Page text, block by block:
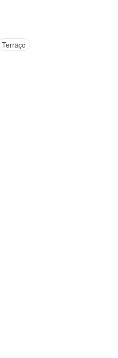
Terraço